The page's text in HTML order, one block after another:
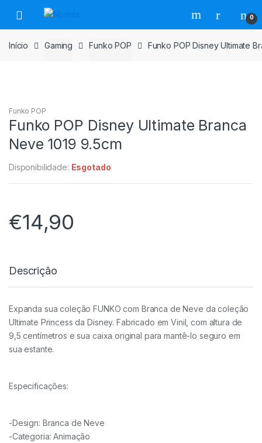
para
navegação
para
o
conteúdo
0
Início Gaming Funko POP Funko POP Disney Ultimate
Funko POP
Funko POP Disney Ultimate Branca
Neve 1019 9.5cm
Disponibilidade: Esgotado
€14,90
Descrição
Expanda sua coleção FUNKO com Branca de Neve da coleção
Ultimate Princess da Disney. Fabricado em Vinil, com altura de
9,5 centímetros e sua caixa original para mantê-lo seguro em
sua estante.
Especificações:
-Design: Branca de Neve
-Categoria: Animação